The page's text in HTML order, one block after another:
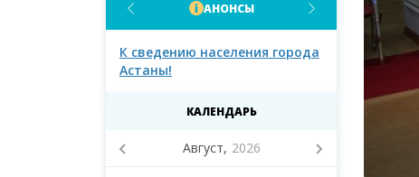
АНОНСЫ
К сведению населения города
Астаны!
К сведению
Астаны и
маслихата
восьмого
КАЛЕНДАРЬ
Август, 2026